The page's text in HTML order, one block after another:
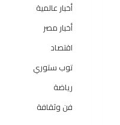
أخبار عالمية
أخبار مصر
اقتصاد
توب ستوري
رياضة
فن وثقافة